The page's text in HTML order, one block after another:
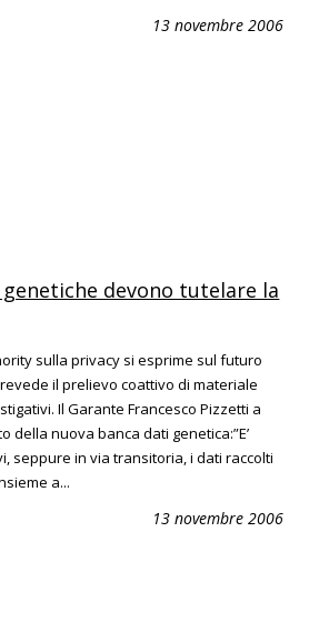
13 novembre 2006
devono tutelare la
sulla privacy si esprime sul futuro
il prelievo coattivo di materiale
Il Garante Francesco Pizzetti a
della nuova banca dati genetica:”E’
seppure in via transitoria, i dati raccolti
a...
13 novembre 2006